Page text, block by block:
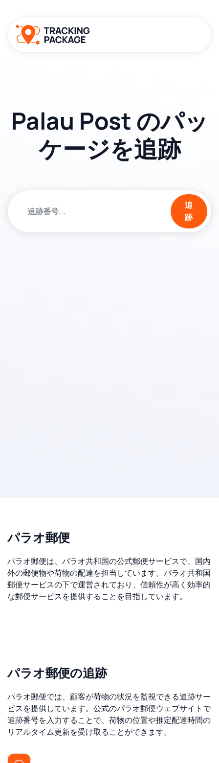
Palau Post のパッ
ケージを追跡
追
跡
パラオ郵便
パラオ郵便は、パラオ共和国の公式郵便サービスで、国内
外の郵便物や荷物の配達を担当しています。パラオ共和国
郵便サービスの下で運営されており、信頼性が高く効率的
な郵便サービスを提供することを目指しています。
パラオ郵便の追跡
パラオ郵便では、顧客が荷物の状況を監視できる追跡サー
ビスを提供しています。公式のパラオ郵便ウェブサイトで
追跡番号を入力することで、荷物の位置や推定配達時間の
リアルタイム更新を受け取ることができます。